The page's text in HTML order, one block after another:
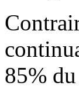
85%